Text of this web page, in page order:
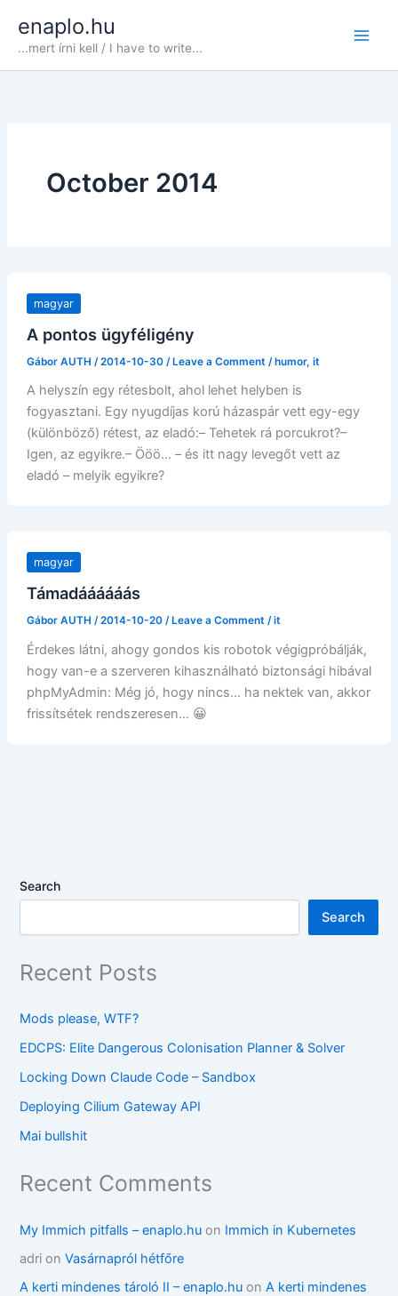
content
enaplo.hu
...mert írni kell / I have to write...
October 2014
magyar
A pontos ügyféligény
Gábor AUTH /2014-10-30 /Leave a Comment /humor, it
A helyszín egy rétesbolt, ahol lehet helyben is
fogyasztani. Egy nyugdíjas korú házaspár vett egy-egy
(különböző) rétest, az eladó:– Tehetek rá porcukrot?–
Igen, az egyikre.– Ööö… – és itt nagy levegőt vett az
eladó – melyik egyikre?
magyar
Támadáááááás
Gábor AUTH /2014-10-20 / Leave a Comment /it
Érdekes látni, ahogy gondos kis robotok végigpróbálják,
hogy van-e a szerveren kihasználható biztonsági hibával
phpMyAdmin: Még jó, hogy nincs… ha nektek van, akkor
frissítsétek rendszeresen… 😀
Search
Search
Recent Posts
Mods please, WTF?
EDCPS: Elite Dangerous Colonisation Planner & Solver
Locking Down Claude Code – Sandbox
Deploying Cilium Gateway API
Mai bullshit
Recent Comments
My Immich pitfalls – enaplo.hu on Immich in Kubernetes
adri onVasárnapról hétfőre
A kerti mindenes tároló II – enaplo.hu onA kerti mindenes